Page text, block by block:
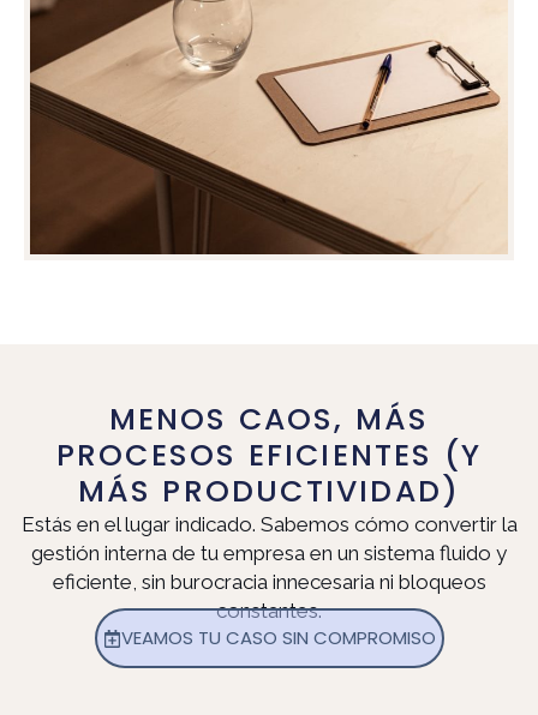
MENOS CAOS, MÁS
PROCESOS EFICIENTES (Y
MÁS PRODUCTIVIDAD)
Estás en el lugar indicado. Sabemos cómo convertir la
gestión interna de tu empresa en un sistema fluido y
eficiente, sin burocracia innecesaria ni bloqueos
constantes.
VEAMOS TU CASO SIN COMPROMISO